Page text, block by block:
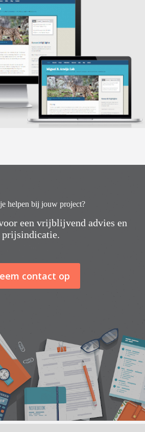
helpen bij jouw project?
een vrijblijvend advies en
prijsindicatie.
contact op